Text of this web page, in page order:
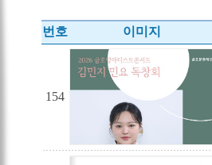
번호 이미지
154